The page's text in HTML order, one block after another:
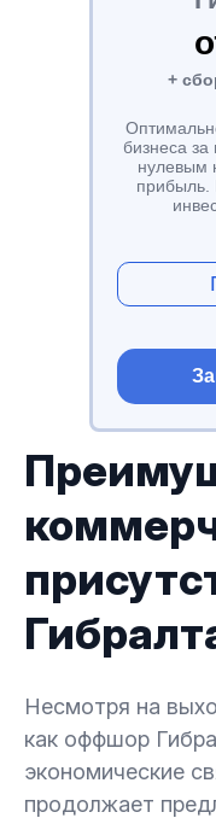
+
бизнеса
нулевым
прибыль.
Несмотря на
как оффшор
экономические
продолжает